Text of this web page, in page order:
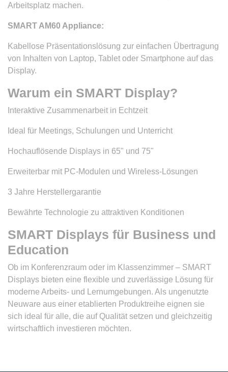
Arbeitsplatz machen.
SMART AM60 Appliance:
Kabellose Präsentationslösung zur einfachen Übertragung
von Inhalten von Laptop, Tablet oder Smartphone auf das
Display.
Warum ein SMART Display?
Interaktive Zusammenarbeit in Echtzeit
Ideal für Meetings, Schulungen und Unterricht
Hochauflösende Displays in 65" und 75"
Erweiterbar mit PC-Modulen und Wireless-Lösungen
3 Jahre Herstellergarantie
Bewährte Technologie zu attraktiven Konditionen
SMART Displays für Business und
Education
Ob im Konferenzraum oder im Klassenzimmer – SMART
Displays bieten eine flexible und zuverlässige Lösung für
moderne Arbeits- und Lernumgebungen. Als ungenutzte
Neuware aus einer etablierten Produktreihe eignen sie
sich ideal für alle, die auf Qualität setzen und gleichzeitig
wirtschaftlich investieren möchten.